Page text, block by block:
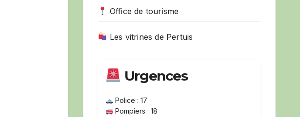
Office de tourisme
Les vitrines de Pertuis
Urgences
Police : 17
Pompiers : 18